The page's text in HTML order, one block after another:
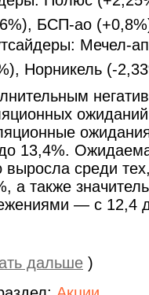
БСП-ао
Мечел-
Норникель (-
ожиданий
13,4%.
выросла среди
а также
— с 12,4
дальше )